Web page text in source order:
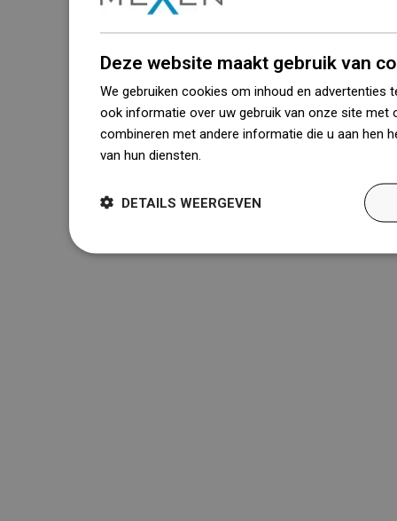
Deze website maakt gebruik van
We gebruiken cookies om inhoud en advertenties
ook informatie over uw gebruik van onze site met
combineren met andere informatie die u aan hen
van hun diensten.
DETAILS WEERGEVEN